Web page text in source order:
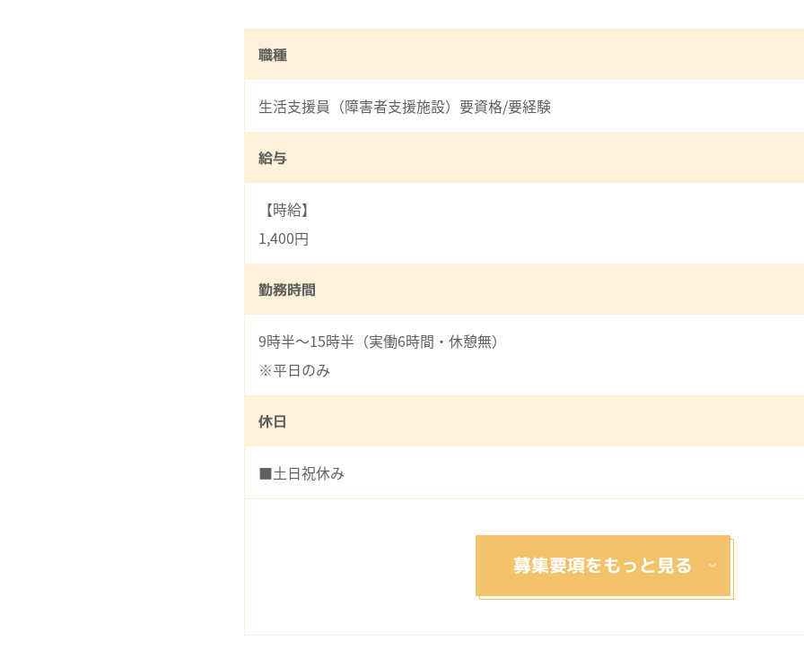
職種
生活支援員（障害者支援施設）要資格/要経験
給与
【時給】
1,400円
勤務時間
9時半～15時半（実働6時間・休憩無）
※平日のみ
休日
■土日祝休み